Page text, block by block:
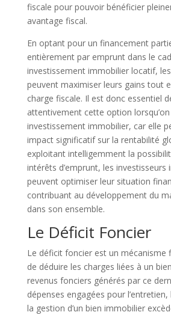
fiscale pour pouvoir bénéficier
avantage fiscal.
En optant pour un financement
entièrement par emprunt dans le
investissement immobilier locatif,
peuvent maximiser leurs gains tout
charge fiscale. Il est donc essentiel
attentivement cette option
investissement immobilier, car elle
impact significatif sur la rentabilité
exploitant intelligemment la
intérêts d’emprunt, les investisseurs
peuvent optimiser leur situation
contribuant au développement du
dans son ensemble.
Le Déficit Foncier
Le déficit foncier est un mécanisme
de déduire les charges liées à un
revenus fonciers générés par ce
dépenses engagées pour
la gestion d’un bien immobilier